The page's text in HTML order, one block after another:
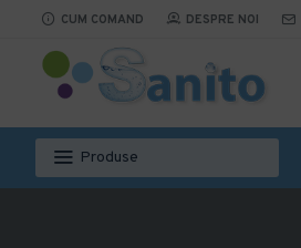
CUM COMAND DESPRE NOI
Produse